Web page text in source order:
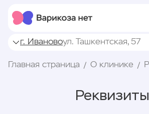
г. Ивановоул. Ташкентская, 57
Главная страница О клинике
Реквизиты